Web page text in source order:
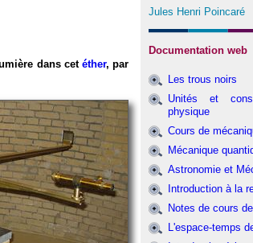
dans cet éther, par
Jules Henri Poincaré
Documentation web
Les trous noirs
Unités et
physique
Cours de
Mécanique
Astronomie et
Introduction à la
Notes de cours
L'espace-temps